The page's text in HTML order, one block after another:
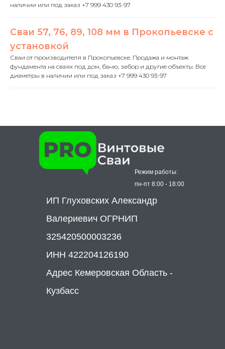
наличии или под заказ +7 999 430 93-97
Сваи 57, 76, 89, 108 мм в Прокопьевске с
установкой
Сваи от производителя в Прокопьевске. Продажа и монтаж
фундамента на сваях под дом, баню, забор и другие объекты. Все
диаметры в наличии или под заказ +7 999 430 93-97
ИП Глуховских Александр
Валериевич ОГРНИП
325420500003236
ИНН 422204126190
Адрес Кемеровская Область -
Кузбасс
Режим работы:
пн-пт 8:00 - 18:00